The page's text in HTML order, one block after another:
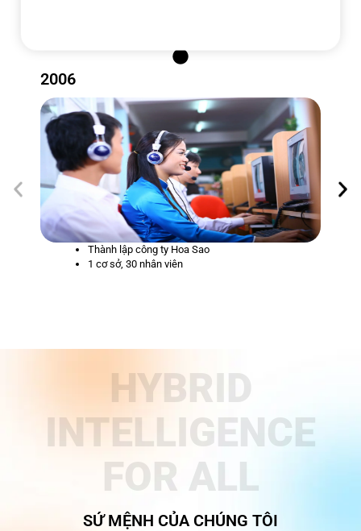
2006
Thành lập công ty Hoa Sao
1 cơ sở, 30 nhân viên
HYBRID
INTELLIGENCE
FOR ALL
SỨ MỆNH CỦA CHÚNG TÔI